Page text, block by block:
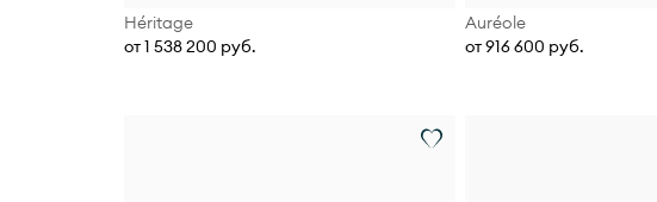
Héritage
от 1 538 200 руб.
Auréole
от 916 600 руб.